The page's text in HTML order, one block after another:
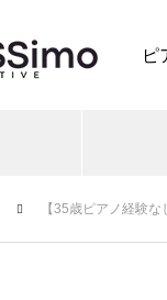
ピ
【35歳ピアノ経験